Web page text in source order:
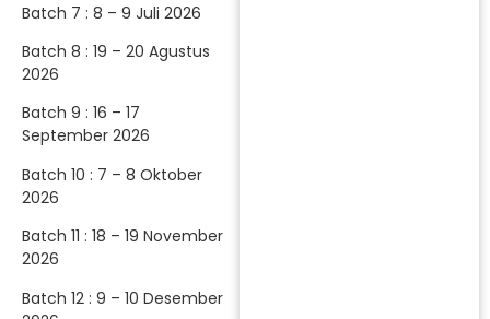
Batch 7 : 8 – 9 Juli 2026
Batch 8 : 19 – 20 Agustus
2026
Batch 9 : 16 – 17
September 2026
Batch 10 : 7 – 8 Oktober
2026
Batch 11 : 18 – 19 November
2026
Batch 12 : 9 – 10 Desember